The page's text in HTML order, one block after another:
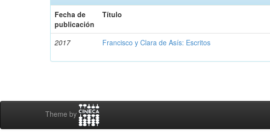
Fecha de
publicación
Título
2017 Francisco y Clara de Asís: Escritos
Theme by